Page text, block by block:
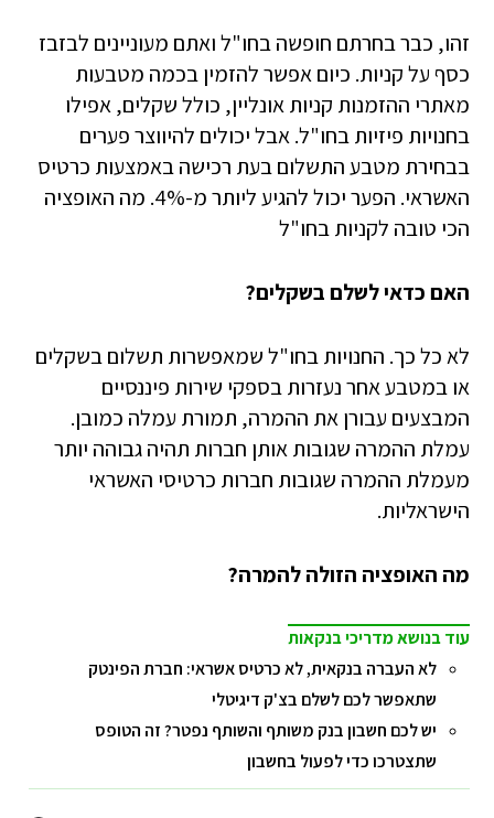
זהו, כבר בחרתם חופשה בחו"ל ואתם מעוניינים לבזבז
כסף על קניות. כיום אפשר להזמין בכמה מטבעות
מאתרי ההזמנות קניות אונליין, כולל שקלים, אפילו
בחנויות פיזיות בחו"ל. אבל יכולים להיווצר פערים
בבחירת מטבע התשלום בעת רכישה באמצעות כרטיס
האשראי. הפער יכול להגיע ליותר מ-4%. מה האופציה
הכי טובה לקניות בחו"ל
האם כדאי לשלם בשקלים?
לא כל כך. החנויות בחו"ל שמאפשרות תשלום בשקלים
או במטבע אחר נעזרות בספקי שירות פיננסיים
המבצעים עבורן את ההמרה, תמורת עמלה כמובן.
עמלת ההמרה שגובות אותן חברות תהיה גבוהה יותר
מעמלת ההמרה שגובות חברות כרטיסי האשראי
הישראליות.
מה האופציה הזולה להמרה?
עוד בנושא מדריכי בנקאות
לא העברה בנקאית, לא כרטיס אשראי: חברת הפינטק
שתאפשר לכם לשלם בצ'ק דיגיטלי
יש לכם חשבון בנק משותף והשותף נפטר? זה הטופס
שתצטרכו כדי לפעול בחשבון